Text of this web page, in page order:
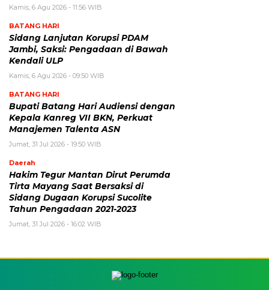
Kamis, 6 Agu 2026 - 11:56 WIB
BATANG HARI
Sidang Lanjutan Korupsi PDAM
Jambi, Saksi: Pengadaan di Bawah
Kendali ULP
Kamis, 6 Agu 2026 - 09:50 WIB
BATANG HARI
Bupati Batang Hari Audiensi dengan
Kepala Kanreg VII BKN, Perkuat
Manajemen Talenta ASN
Jumat, 31 Jul 2026 - 19:50 WIB
Daerah
Hakim Tegur Mantan Dirut Perumda
Tirta Mayang Saat Bersaksi di
Sidang Dugaan Korupsi Sucolite
Tahun Pengadaan 2021-2023
Jumat, 31 Jul 2026 - 16:02 WIB